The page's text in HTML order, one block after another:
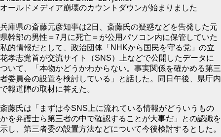
オールドメディア崩壊のカウントダウンが始まりました
兵庫県の斎藤元彦知事は2日、斎藤氏の疑惑などを告発した元
県幹部の男性＝7月に死亡＝が公用パソコン内に保管していた
私的情報だとして、政治団体「NHKから国民を守る党」の立
花孝志党首が交流サイト（SNS）上などで公開したデータに
ついて、「本物かどうかわからない。事実関係を確かめる第三
者委員会の設置を検討している」と話した。同日午後、県庁内
で報道陣の取材に答えた。
斎藤氏は「まずは今SNS上に流れている情報がどういうもの
かを弁護士ら第三者の中で確認することが大事だ」との認識を
示し、第三者委の設置方法などについて今後検討するとした。